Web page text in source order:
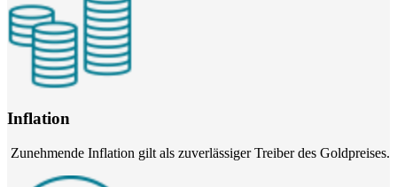
Inflation
Zunehmende Inflation gilt als zuverlässiger Treiber des Goldpreises.